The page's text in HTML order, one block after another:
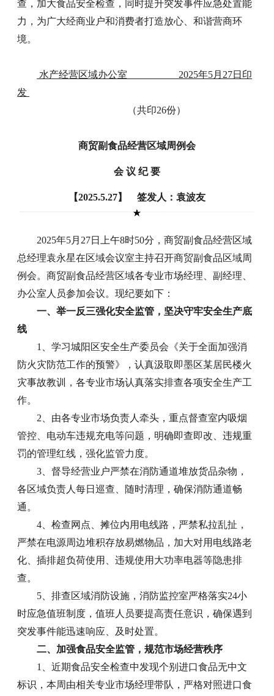
查，加大食品安全检查，同时提升突发事件应急处置能
力，为广大经商业户和消费者打造放心、和谐营商环
境。
水产经营区域办公室 2025年5月27日印
发
（共印26份）
商贸副食品经营区域周例会
会 议 纪 要
【2025.5.27】 签发人：袁波友
2025年5月27日上午8时50分，商贸副食品经营区域
总经理袁永星在区域会议室主持召开商贸副食品区域周
例会。商贸副食品经营区域各专业市场经理、副经理、
办公室人员参加会议。现纪要如下：
一、举一反三强化安全监管，坚决守牢安全生产底
线
1、学习城阳区安全生产委员会《关于全面加强消
防火灾防范工作的预警》，认真汲取即墨区某居民楼火
灾事故教训，各专业市场认真落实排查各项安全生产工
作。
2、由各专业市场负责人牵头，重点督查室内吸烟
管控、电动车违规充电等问题，明确即查即改、违规重
罚的管理红线，强化监管力度。
3、督导经营业户严禁在消防通道堆放货品杂物，
各区域负责人每日巡查、随时清理，确保消防通道畅
通。
4、检查网点、摊位内用电线路，严禁私拉乱扯，
严禁在电源周边堆积存放易燃物品，加大对用电线路老
化、插排超负荷使用、违规使用大功率电器等隐患排
查。
5、排查区域消防设施，消防监控室严格落实24小
时应急值班制度，值班人员要提高责任意识，确保遇到
突发事件能迅速响应、及时处置。
二、加强食品安全监管，规范市场经营秩序
1、近期食品安全检查中发现个别进口食品无中文
标识，本周由相关专业市场经理带队，严格对照进口食